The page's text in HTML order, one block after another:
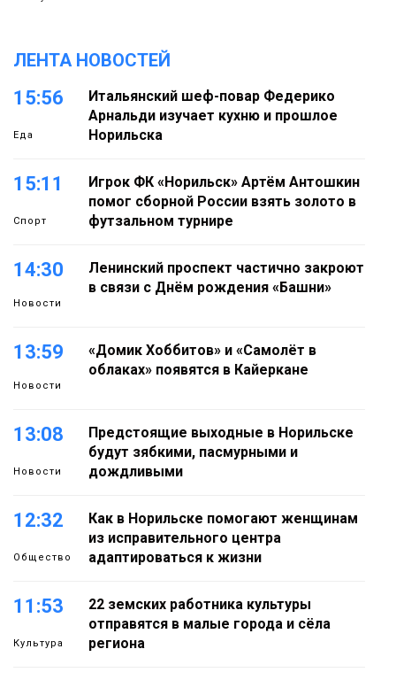
ЛЕНТА НОВОСТЕЙ
15:56
Еда
Итальянский шеф-повар Федерико
Арнальди изучает кухню и прошлое
Норильска
15:11
Спорт
Игрок ФК «Норильск» Артём Антошкин
помог сборной России взять золото в
футзальном турнире
14:30
Новости
Ленинский проспект частично закроют
в связи с Днём рождения «Башни»
13:59
Новости
«Домик Хоббитов» и «Самолёт в
облаках» появятся в Кайеркане
13:08
Новости
Предстоящие выходные в Норильске
будут зябкими, пасмурными и
дождливыми
12:32
Общество
Как в Норильске помогают женщинам
из исправительного центра
адаптироваться к жизни
11:53
Культура
22 земских работника культуры
отправятся в малые города и сёла
региона